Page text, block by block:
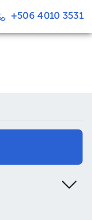
+506 4010 3531